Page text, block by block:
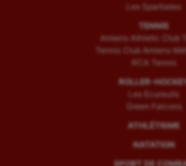
Les Spartiates
TENNIS
Amiens Athletic Club
Tennis Club Amiens
RCA Tennis
ROLLER-
Les Ecureuils
Green Falcons
ATHLÉTISME
NATATION
SPORT DE